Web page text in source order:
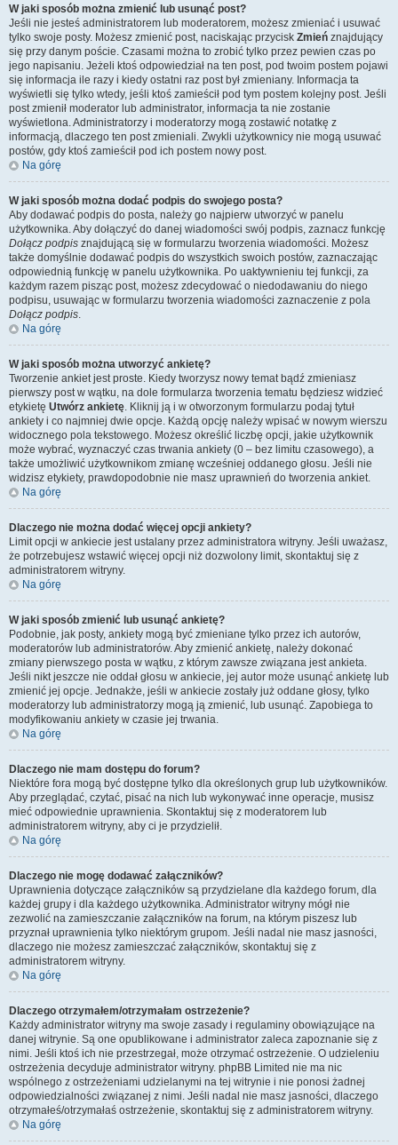
W jaki sposób można zmienić lub usunąć post?
Jeśli nie jesteś administratorem lub moderatorem, możesz zmieniać i usuwać
tylko swoje posty. Możesz zmienić post, naciskając przycisk Zmień znajdujący
się przy danym poście. Czasami można to zrobić tylko przez pewien czas po
jego napisaniu. Jeżeli ktoś odpowiedział na ten post, pod twoim postem pojawi
się informacja ile razy i kiedy ostatni raz post był zmieniany. Informacja ta
wyświetli się tylko wtedy, jeśli ktoś zamieścił pod tym postem kolejny post. Jeśli
post zmienił moderator lub administrator, informacja ta nie zostanie
wyświetlona. Administratorzy i moderatorzy mogą zostawić notatkę z
informacją, dlaczego ten post zmieniali. Zwykli użytkownicy nie mogą usuwać
postów, gdy ktoś zamieścił pod ich postem nowy post.
Na górę
W jaki sposób można dodać podpis do swojego posta?
Aby dodawać podpis do posta, należy go najpierw utworzyć w panelu
użytkownika. Aby dołączyć do danej wiadomości swój podpis, zaznacz funkcję
Dołącz podpis znajdującą się w formularzu tworzenia wiadomości. Możesz
także domyślnie dodawać podpis do wszystkich swoich postów, zaznaczając
odpowiednią funkcję w panelu użytkownika. Po uaktywnieniu tej funkcji, za
każdym razem pisząc post, możesz zdecydować o niedodawaniu do niego
podpisu, usuwając w formularzu tworzenia wiadomości zaznaczenie z pola
Dołącz podpis.
Na górę
W jaki sposób można utworzyć ankietę?
Tworzenie ankiet jest proste. Kiedy tworzysz nowy temat bądź zmieniasz
pierwszy post w wątku, na dole formularza tworzenia tematu będziesz widzieć
etykietę Utwórz ankietę. Kliknij ją i w otworzonym formularzu podaj tytuł
ankiety i co najmniej dwie opcje. Każdą opcję należy wpisać w nowym wierszu
widocznego pola tekstowego. Możesz określić liczbę opcji, jakie użytkownik
może wybrać, wyznaczyć czas trwania ankiety (0 – bez limitu czasowego), a
także umożliwić użytkownikom zmianę wcześniej oddanego głosu. Jeśli nie
widzisz etykiety, prawdopodobnie nie masz uprawnień do tworzenia ankiet.
Na górę
Dlaczego nie można dodać więcej opcji ankiety?
Limit opcji w ankiecie jest ustalany przez administratora witryny. Jeśli uważasz,
że potrzebujesz wstawić więcej opcji niż dozwolony limit, skontaktuj się z
administratorem witryny.
Na górę
W jaki sposób zmienić lub usunąć ankietę?
Podobnie, jak posty, ankiety mogą być zmieniane tylko przez ich autorów,
moderatorów lub administratorów. Aby zmienić ankietę, należy dokonać
zmiany pierwszego posta w wątku, z którym zawsze związana jest ankieta.
Jeśli nikt jeszcze nie oddał głosu w ankiecie, jej autor może usunąć ankietę lub
zmienić jej opcje. Jednakże, jeśli w ankiecie zostały już oddane głosy, tylko
moderatorzy lub administratorzy mogą ją zmienić, lub usunąć. Zapobiega to
modyfikowaniu ankiety w czasie jej trwania.
Na górę
Dlaczego nie mam dostępu do forum?
Niektóre fora mogą być dostępne tylko dla określonych grup lub użytkowników.
Aby przeglądać, czytać, pisać na nich lub wykonywać inne operacje, musisz
mieć odpowiednie uprawnienia. Skontaktuj się z moderatorem lub
administratorem witryny, aby ci je przydzielił.
Na górę
Dlaczego nie mogę dodawać załączników?
Uprawnienia dotyczące załączników są przydzielane dla każdego forum, dla
każdej grupy i dla każdego użytkownika. Administrator witryny mógł nie
zezwolić na zamieszczanie załączników na forum, na którym piszesz lub
przyznał uprawnienia tylko niektórym grupom. Jeśli nadal nie masz jasności,
dlaczego nie możesz zamieszczać załączników, skontaktuj się z
administratorem witryny.
Na górę
Dlaczego otrzymałem/otrzymałam ostrzeżenie?
Każdy administrator witryny ma swoje zasady i regulaminy obowiązujące na
danej witrynie. Są one opublikowane i administrator zaleca zapoznanie się z
nimi. Jeśli ktoś ich nie przestrzegał, może otrzymać ostrzeżenie. O udzieleniu
ostrzeżenia decyduje administrator witryny. phpBB Limited nie ma nic
wspólnego z ostrzeżeniami udzielanymi na tej witrynie i nie ponosi żadnej
odpowiedzialności związanej z nimi. Jeśli nadal nie masz jasności, dlaczego
otrzymałeś/otrzymałaś ostrzeżenie, skontaktuj się z administratorem witryny.
Na górę